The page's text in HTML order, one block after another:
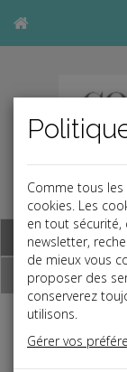
Base documentaire
Dépêches
Liste des
Comme tous
cookies. Les
en tout sécurité,
newsletter,
de mieux vous
proposer des
conserverez
utilisons.
Gérer vos